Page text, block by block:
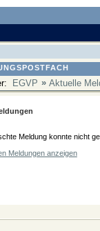
EGVP » Aktuelle
Meldung konnte nicht
Meldungen anzeigen